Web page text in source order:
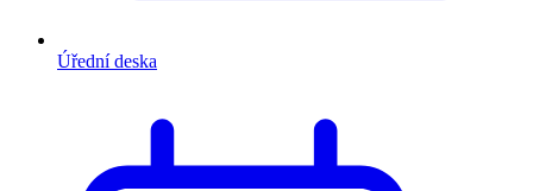
Úřední deska